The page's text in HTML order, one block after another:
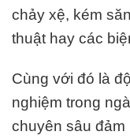
chảy xệ, kém
thuật hay các
Cùng với đó là
nghiệm trong
chuyên sâu đảm